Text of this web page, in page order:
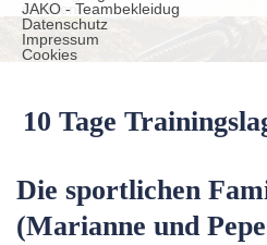
statuten
Datenschutz
Impressum
Cookies
JAKO - Teambekleidug
10 Tage
Die sportlichen
(Marianne und